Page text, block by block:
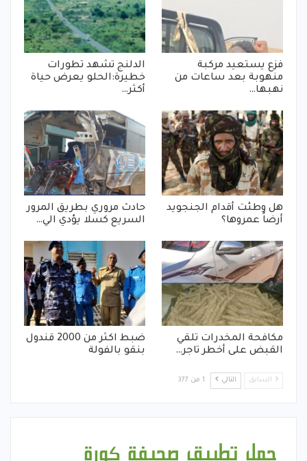
فزع يستعيد مركبة
منهوبة بعد ساعات من
نهبها…
الدلنج تشهد تطورات
خطيرة:الحلو يعرض حياة
أكثر…
هل وطئت أقدام الجنجويد
أرضاً عمروها؟
حادث مروري بطريق المرور
السريع كسلا يؤدي الي…
مكافحة المخدرات تلقي
القبض على أخطر تاجر…
ضبط اكثر من 2000 قندول
بنقو بالفولة
السابق التالي 1 من 377